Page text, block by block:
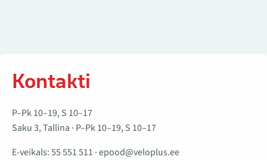
Kontakti
P–Pk 10–19, S 10–17
Saku 3, Tallina · P–Pk 10–19, S 10–17
E-veikals:55 551 511 ·epood@veloplus.ee